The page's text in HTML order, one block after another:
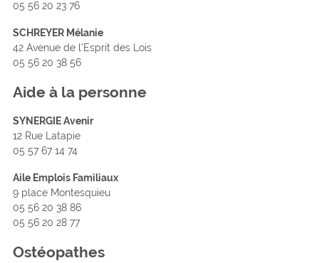
05 56 20 23 76
SCHREYER Mélanie
42 Avenue de l’Esprit des Lois
05 56 20 38 56
Aide à la personne
SYNERGIE Avenir
12 Rue Latapie
05 57 67 14 74
Aile Emplois Familiaux
9 place Montesquieu
05 56 20 38 86
05 56 20 28 77
Ostéopathes